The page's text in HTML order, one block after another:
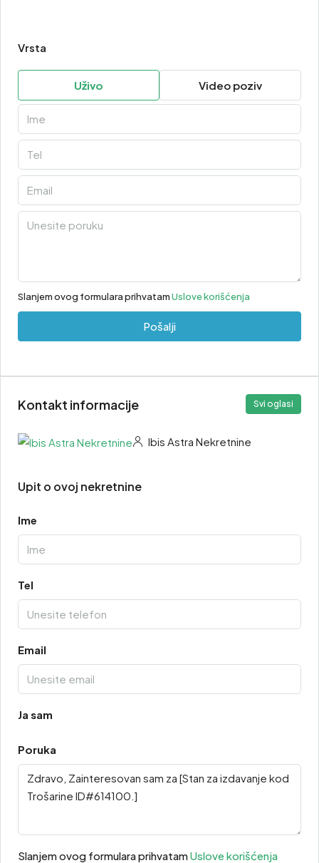
Vrsta
Uživo Video poziv
Slanjem ovog formulara prihvatamUslove korišćenja
Pošalji
Kontakt informacije Svi oglasi
Ibis Astra Nekretnine
Upit o ovoj nekretnine
Ime
Tel
Email
Ja sam
Poruka
Slanjem ovog formulara prihvatamUslove korišćenja